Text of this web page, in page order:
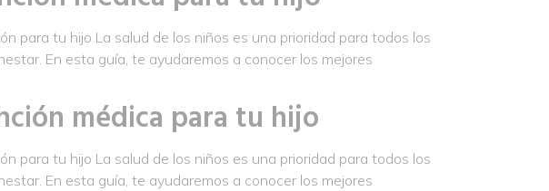
para tu hijo La salud de los niños es una prioridad para todos los
En esta guía, te ayudaremos a conocer los mejores
médica para tu hijo
para tu hijo La salud de los niños es una prioridad para todos los
En esta guía, te ayudaremos a conocer los mejores